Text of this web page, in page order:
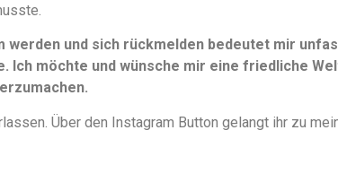
und sich rückmelden bedeutet mir
Ich möchte und wünsche mir eine friedliche
Über den Instagram Button gelangt ihr zu